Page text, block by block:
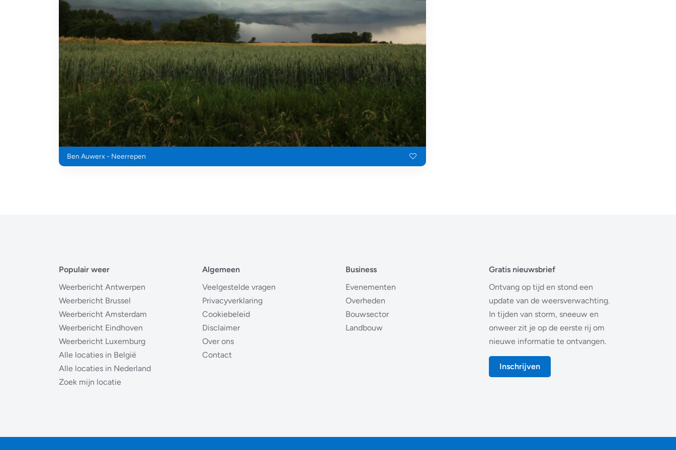
Ben Auwerx - Neerrepen
Populair weer
Weerbericht Antwerpen
Weerbericht Brussel
Weerbericht Amsterdam
Weerbericht Eindhoven
Weerbericht Luxemburg
Alle locaties in België
Alle locaties in Nederland
Zoek mijn locatie
Algemeen
Veelgestelde vragen
Privacyverklaring
Cookiebeleid
Disclaimer
Over ons
Contact
Business
Evenementen
Overheden
Bouwsector
Landbouw
Gratis nieuwsbrief
Ontvang op tijd en stond een
update van de weersverwachting.
In tijden van storm, sneeuw en
onweer zit je op de eerste rij om
nieuwe informatie te ontvangen.
Inschrijven